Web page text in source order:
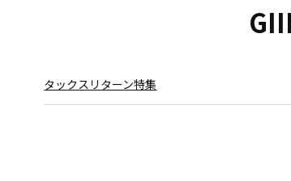
タックスリターン特集